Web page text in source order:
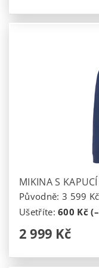
MIKINA S
Původně: 3 599 Kč
Ušetříte:600 Kč
2 999 Kč